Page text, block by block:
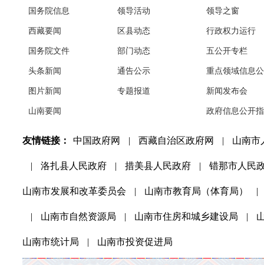
国务院信息
西藏要闻
国务院文件
头条新闻
图片新闻
山南要闻
领导活动
区县动态
部门动态
通告公示
专题报道
领导之窗
行政权力运行
五公开专栏
重点领域信息
新闻发布会
政府信息公开
友情链接： 中国政府网 | 西藏自治区政府网 | 山南市
| 洛扎县人民政府 | 措美县人民政府 | 错那市人民
山南市发展和改革委员会 | 山南市教育局（体育局） |
| 山南市自然资源局 | 山南市住房和城乡建设局 |
山南市统计局 | 山南市投资促进局